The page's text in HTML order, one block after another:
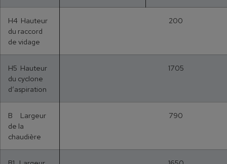
H4 Hauteur
du raccord
de vidage
200
H5 Hauteur
du cyclone
d‘aspiration
1705
B Largeur
de la
chaudière
790